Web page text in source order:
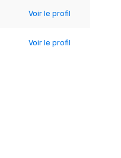
Voir le profil
Voir le profil